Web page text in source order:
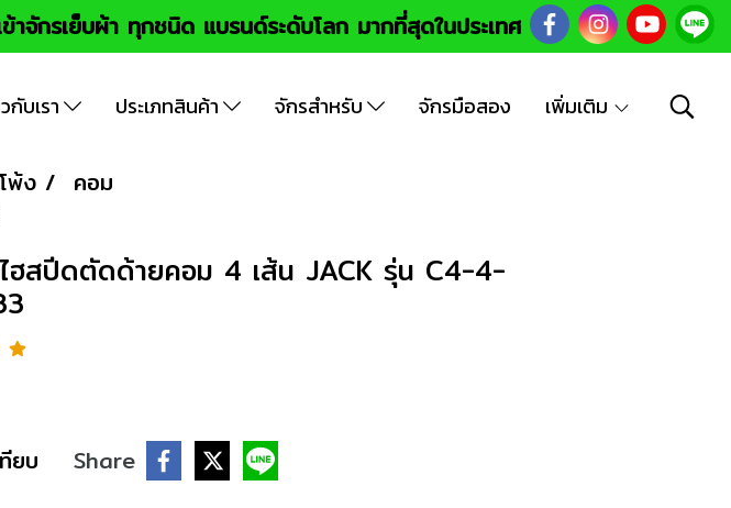
าจักรเย็บผ้า ทุกชนิด แบรนด์ระดับโลก มากที่สุดในประเทศ
กับเรา ประเภทสินค้า จักรสำหรับ จักรมือสอง เพิ่มเติม
พ้ง
คอม
ฮสปีดตัดด้ายคอม 4 เส้น JACK รุ่น C4-4-
ยบ
Share